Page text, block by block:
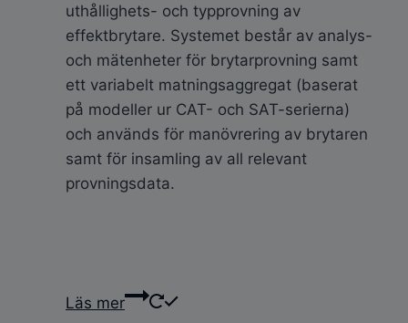
uthållighets- och typprovning av
effektbrytare. Systemet består av analys-
och mätenheter för brytarprovning samt
ett variabelt matningsaggregat (baserat
på modeller ur CAT- och SAT-serierna)
och används för manövrering av brytaren
samt för insamling av all relevant
provningsdata.
Läs mer